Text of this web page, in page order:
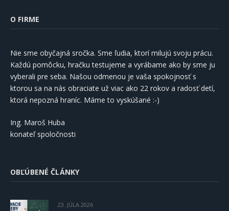
O FIRME
Nie sme obyčajná sročka. Sme ľudia, ktorí milujú svoju prácu.
Každú pomôcku, hračku testujeme a vyrábame ako by sme ju
vyberali pre seba. Našou odmenou je vaša spokojnosť s
ktorou sa na nás obraciate už viac ako 22 rokov a radosť detí,
ktorá nepozná hraníc. Máme to vyskúšané :-)
Ing. Maroš Huba
konateľ spoločnosti
OBĽÚBENÉ ČLÁNKY
23. JÚLA 2026